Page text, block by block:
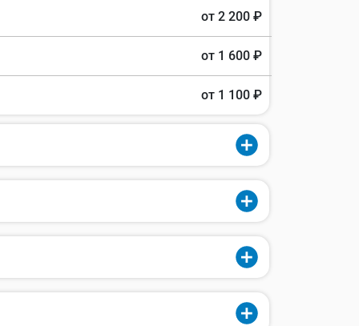
от 2 200 ₽
от 1 600 ₽
от 1 100 ₽